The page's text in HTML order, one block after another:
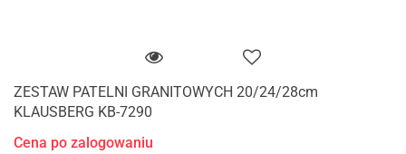
ZESTAW PATELNI GRANITOWYCH 20/24/28cm
KLAUSBERG KB-7290
Cena po zalogowaniu